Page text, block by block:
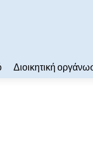
Διοικητική